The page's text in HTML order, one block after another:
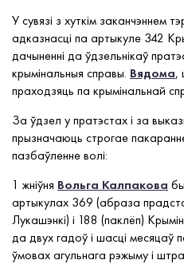
У сувязі з хуткім заканчэннем
адказнасці па артыкуле 342
дачыненні да ўдзельнікаў
крымінальныя справы. Вядома,
праходзяць па крымінальнай
За ўдзел у пратэстах і за
прызначаюць строгае
пазбаўленне волі:
1 жніўня Вольга Калпакова
артыкулах 369 (абраза
Лукашэнкі) і 188 (паклёп)
да двух гадоў і шасці месяцаў
ўмовах агульнага рэжыму і